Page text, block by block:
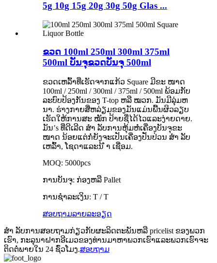
5g 10g 15g 20g 30g 50g Glas ...
ຂວດ 100ml 250ml 300ml 375ml
500ml ບັນຈຸຂວດບັນຈຸ 500ml
ຂວດເຫລົ້າທີ່ເຮັດຈາກແກ້ວ Square ມີຂະ ໜາດ
100ml / 250ml / 300ml / 375ml / 500ml ພ້ອມກັບ
ລະບົບປ້ອງກັນຂອງ T-top ຫລື ໝວກ. ມັນມີລຸ່ມຫ
ນາ. ຮ່າງກາຍສີ່ຫລ່ຽມຂອງມັນແມ່ນພື້ນຜິວລຽບ
ເຮັດໃຫ້ການສະ ໝັກ ປ້າຍຊື່ໄດ້ໄວແລະງ່າຍດາຍ.
ມັນ’s ທີ່ດີເລີດ ສຳ ລັບການຫຸ້ມຫໍ່ເຄື່ອງບັນຈຸຂະ
ໜາດ ນ້ອຍແຕ່ກໍ່ຍັງຈະເປັນເຄື່ອງປັ່ນປ່ວນ ສຳ ລັບ
ເຫລົ້າ, ໂຊດາແລະນ້ ຳ ເຊື່ອມ.
MOQ: 5000pcs
ການບັນຈຸ: ກ່ອງຫລື Pallet
ການຊໍາລະເງິນ: T / T
ສອບຖາມລາຍລະອຽດ
ສຳ ລັບການສອບຖາມກ່ຽວກັບຜະລິດຕະພັນຫລື pricelist ຂອງພວກ
ເຮົາ, ກະລຸນາຝາກອີເມວຂອງທ່ານມາຫາພວກເຮົາແລະພວກເຮົາຈະ
ຕິດຕໍ່ພາຍໃນ 24 ຊົ່ວໂມງ.ສອບຖາມ